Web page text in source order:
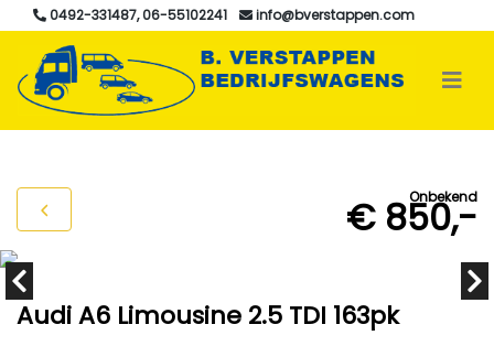
0492-331487, 06-55102241 info@bverstappen.com
Onbekend
€ 850,-
Audi A6 Limousine 2.5 TDI 163pk